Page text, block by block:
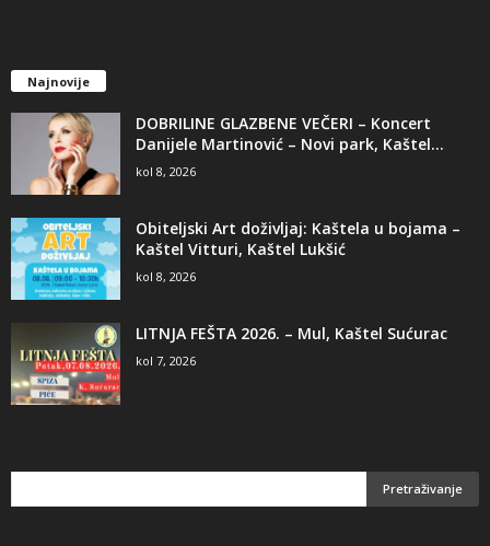
Najnovije
DOBRILINE GLAZBENE VEČERI – Koncert
Danijele Martinović – Novi park, Kaštel...
kol 8, 2026
Obiteljski Art doživljaj: Kaštela u bojama –
Kaštel Vitturi, Kaštel Lukšić
kol 8, 2026
LITNJA FEŠTA 2026. – Mul, Kaštel Sućurac
kol 7, 2026